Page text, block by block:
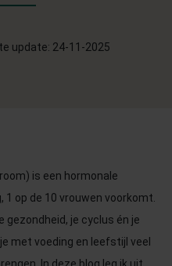
update: 24-11-2025
is een hormonale
op de 10 vrouwen voorkomt.
gezondheid, je cyclus én je
met voeding en leefstijl veel